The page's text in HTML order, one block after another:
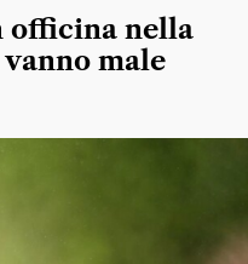
officina nella
vanno male